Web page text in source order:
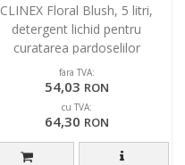
CLINEX Floral Blush, 5 litri,
detergent lichid pentru
curatarea pardoselilor
fara TVA:
54,03 RON
cu TVA:
64,30 RON